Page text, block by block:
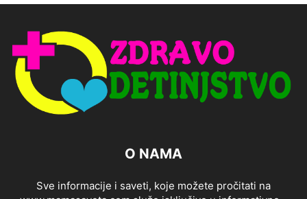
O NAMA
Sve informacije i saveti, koje možete pročitati na